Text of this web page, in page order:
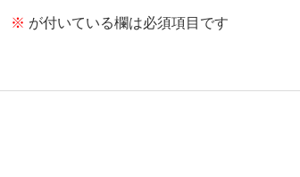
※ が付いている欄は必須項目です